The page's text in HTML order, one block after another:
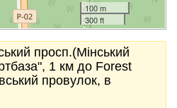
100 m
300 ft
просп.(Мінський
1 км до Forest
провулок, в